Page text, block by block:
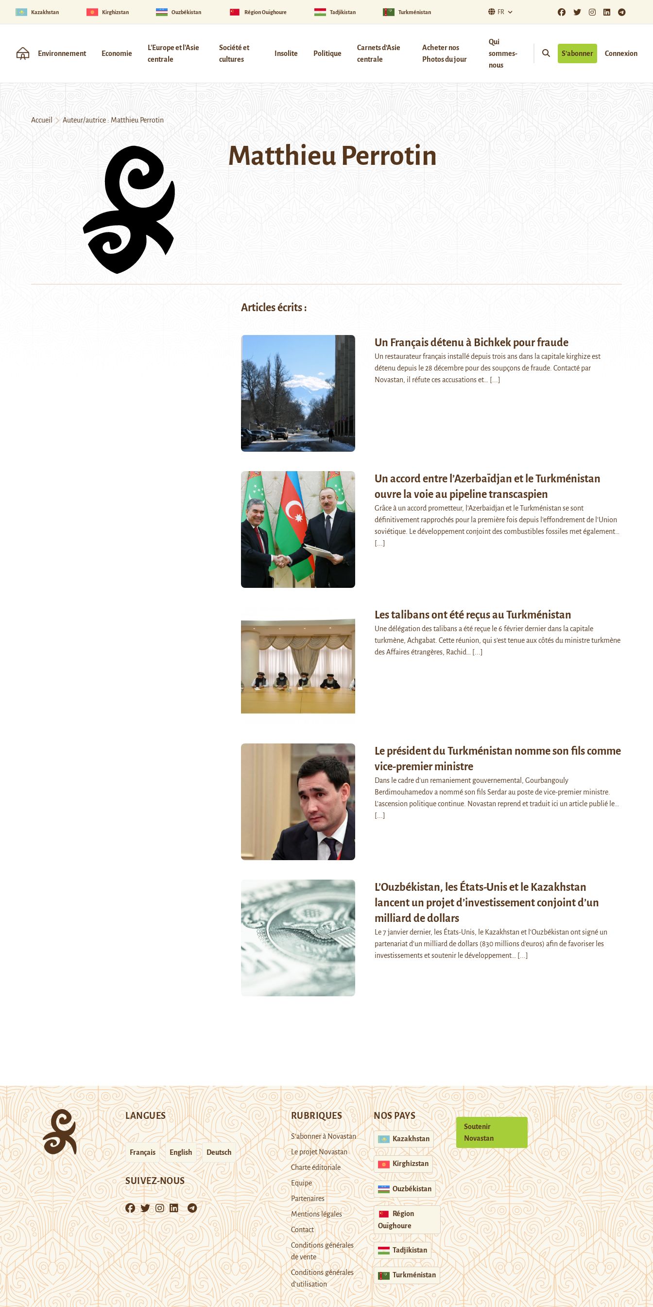
Kazakhstan Kirghizstan Ouzbékistan Région Ouïghoure Tadjikistan Turkménistan FR
Environnement Economie
L'Europe et l'Asie
centrale
Société et
cultures
Insolite Politique
Carnets d’Asie
centrale
Acheter nos
Photos du jour
Qui
sommes-
nous
S’abonner Connexion
Accueil Auteur/autrice : Matthieu Perrotin
Matthieu Perrotin
Articles écrits :
Un Français détenu à Bichkek pour fraude
Un restaurateur français installé depuis trois ans dans la capitale kirghize est
détenu depuis le 28 décembre pour des soupçons de fraude. Contacté par
Novastan, il réfute ces accusations et…
[...]
Un accord entre l’Azerbaïdjan et le Turkménistan
ouvre la voie au pipeline transcaspien
Grâce à un accord prometteur, l'Azerbaïdjan et le Turkménistan se sont
définitivement rapprochés pour la première fois depuis l'effondrement de l'Union
soviétique. Le développement conjoint des combustibles fossiles met également…
[...]
Les talibans ont été reçus au Turkménistan
Une délégation des talibans a été reçue le 6 février dernier dans la capitale
turkmène, Achgabat. Cette réunion, qui s’est tenue aux côtés du ministre turkmène
des Affaires étrangères, Rachid…
[...]
Le président du Turkménistan nomme son fils comme
vice-premier ministre
Dans le cadre d'un remaniement gouvernemental, Gourbangouly
Berdimouhamedov a nommé son fils Serdar au poste de vice-premier ministre.
L’ascension politique continue. Novastan reprend et traduit ici un article publié le…
[...]
L’Ouzbékistan, les États-Unis et le Kazakhstan
lancent un projet d’investissement conjoint d’un
milliard de dollars
Le 7 janvier dernier, les États-Unis, le Kazakhstan et l’Ouzbékistan ont signé un
partenariat d’un milliard de dollars (830 millions d'euros) afin de favoriser les
investissements et soutenir le développement…
[...]
LANGUES
Français English Deutsch
SUIVEZ-NOUS
RUBRIQUES
S’abonner à Novastan
Le projet Novastan
Charte éditoriale
Equipe
Partenaires
Mentions légales
Contact
Conditions générales
de vente
Conditions générales
d’utilisation
NOS PAYS
Kazakhstan
Kirghizstan
Ouzbékistan
Région
Ouïghoure
Tadjikistan
Turkménistan
Soutenir
Novastan